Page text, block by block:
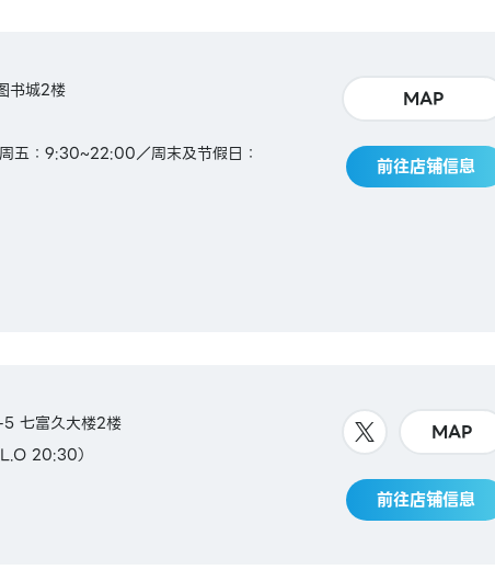
书城2楼
五：9:30~22:00／周末及节假日：
MAP
前往店铺信息
七富久大楼2楼
20:30）
MAP
前往店铺信息